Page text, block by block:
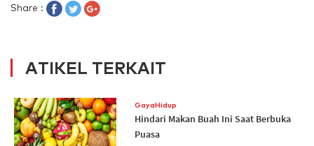
Share :
ATIKEL TERKAIT
GayaHidup
Hindari Makan Buah Ini Saat Berbuka
Puasa